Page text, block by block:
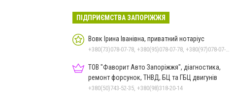
ПІДПРИЄМСТВА ЗАПОРІЖЖЯ
Вовк Ірина Іванівна, приватний нотаріус
ТОВ "Фаворит Авто Запоріжжя", діагностика,
ремонт форсунок, ТНВД, БЦ та ГБЦ двигунів
+380(50)743-52-35, +380(98)318-20-14